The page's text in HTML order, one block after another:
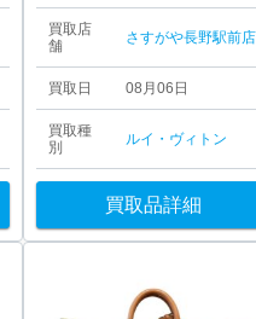
買取店
舗
さすがや長野駅前店
買取日 08月06日
買取種
別
ルイ・ヴィトン
買取品詳細